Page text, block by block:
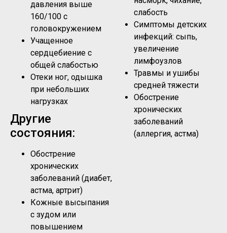
давления выше
160/100 с
головокружением
Учащенное
сердцебиение с
общей слабостью
Отеки ног, одышка
при небольших
нагрузках
Другие
состояния:
Обострение
хронических
заболеваний (диабет,
астма, артрит)
Кожные высыпания
с зудом или
повышением
слабость
Симптомы детских
инфекций: сыпь,
увеличение
лимфоузлов
Травмы и ушибы
средней тяжести
Обострение
хронических
заболеваний
(аллергия, астма)